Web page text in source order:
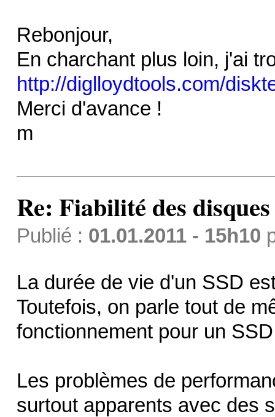
Rebonjour,
En charchant plus loin, j'ai
http://diglloydtools.com/
Merci d'avance !
m
Re: Fiabilité des
Publié : 01.01.2011 - 15h10
La durée de vie d'un SSD
Toutefois, on parle tout de
fonctionnement pour un
Les problèmes de
surtout apparents avec des